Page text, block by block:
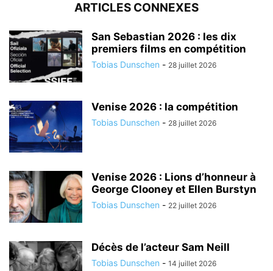
ARTICLES CONNEXES
San Sebastian 2026 : les dix
premiers films en compétition
Tobias Dunschen - 28 juillet 2026
Venise 2026 : la compétition
Tobias Dunschen - 28 juillet 2026
Venise 2026 : Lions d’honneur à
George Clooney et Ellen Burstyn
Tobias Dunschen - 22 juillet 2026
Décès de l’acteur Sam Neill
Tobias Dunschen - 14 juillet 2026